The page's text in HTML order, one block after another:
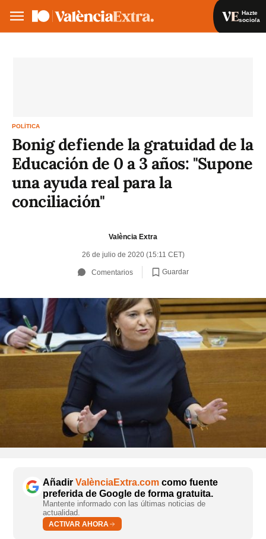
Hazte
socio/a
POLÍTICA
Bonig defiende la gratuidad de la
Educación de 0 a 3 años: "Supone
una ayuda real para la
conciliación"
València Extra
26 de julio de 2020 (15:11 CET)
Comentarios Guardar
Añadir ValènciaExtra.com como fuente
preferida de Google de forma gratuita.
Mantente informado con las últimas noticias de
actualidad.
ACTIVAR AHORA